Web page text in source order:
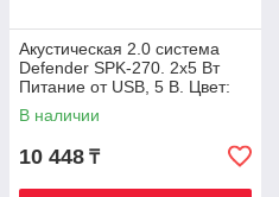
Акустическая 2.0 система
Defender SPK-270. 2x5 Вт
Питание от USB, 5 В. Цвет:
Черный
В наличии
10 448 ₸